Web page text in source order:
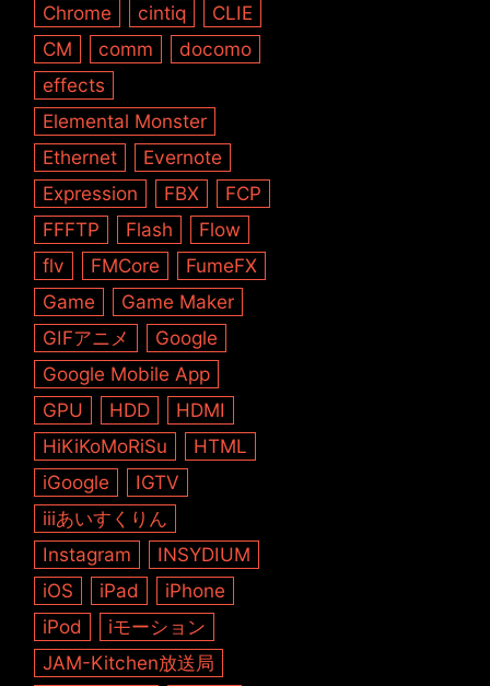
Chrome
cintiq
CLIE
CM
comm
docomo
effects
Elemental Monster
Ethernet
Evernote
Expression
FBX
FCP
FFFTP
Flash
Flow
flv
FMCore
FumeFX
Game
Game Maker
GIFアニメ
Google
Google Mobile App
GPU
HDD
HDMI
HiKiKoMoRiSu
HTML
iGoogle
IGTV
iiiあいすくりん
Instagram
INSYDIUM
iOS
iPad
iPhone
iPod
iモーション
JAM-Kitchen放送局